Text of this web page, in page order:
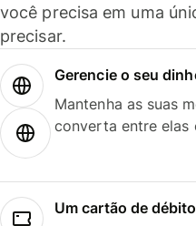
você precisa em uma
precisar.
Gerencie o seu
Mantenha as suas
converta entre elas
Um cartão de